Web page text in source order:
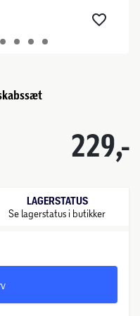
229,-
LAGERSTATUS
Se lagerstatus i butikker